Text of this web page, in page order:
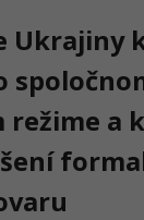
Ukrajiny
a